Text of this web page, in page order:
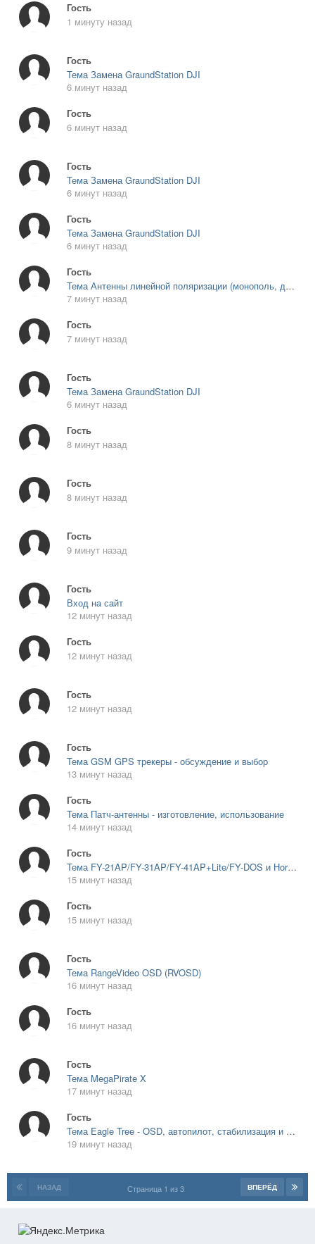
Гость
1 минуту назад
Гость
Тема Замена GraundStation DJI
6 минут назад
Гость
6 минут назад
Гость
Тема Замена GraundStation DJI
6 минут назад
Гость
Тема Замена GraundStation DJI
6 минут назад
Гость
Тема Антенны линейной поляризации (монополь, диполь, Vee)
7 минут назад
Гость
7 минут назад
Гость
Тема Замена GraundStation DJI
6 минут назад
Гость
8 минут назад
Гость
8 минут назад
Гость
9 минут назад
Гость
Вход на сайт
12 минут назад
Гость
12 минут назад
Гость
12 минут назад
Гость
Тема GSM GPS трекеры - обсуждение и выбор
13 минут назад
Гость
Тема Патч-антенны - изготовление, использование
14 минут назад
Гость
Тема FY-21AP/FY-31AP/FY-41AP+Lite/FY-DOS и Hornet-OSD
15 минут назад
Гость
15 минут назад
Гость
Тема RangeVideo OSD (RVOSD)
16 минут назад
Гость
16 минут назад
Гость
Тема MegaPirate X
17 минут назад
Гость
Тема Eagle Tree - OSD, автопилот, стабилизация и наземная станция
19 минут назад
НАЗАД ВПЕРЁД
Страница 1 из 3